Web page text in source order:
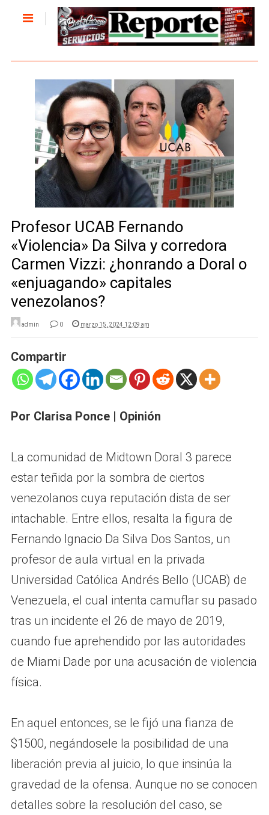
Profesor UCAB Fernando
«Violencia» Da Silva y corredora
Carmen Vizzi: ¿honrando a Doral o
«enjuagando» capitales
venezolanos?
admin 0 marzo 15, 2024 12:09 am
Compartir
Por Clarisa Ponce | Opinión
La comunidad de Midtown Doral 3 parece
estar teñida por la sombra de ciertos
venezolanos cuya reputación dista de ser
intachable. Entre ellos, resalta la figura de
Fernando Ignacio Da Silva Dos Santos, un
profesor de aula virtual en la privada
Universidad Católica Andrés Bello (UCAB) de
Venezuela, el cual intenta camuflar su pasado
tras un incidente el 26 de mayo de 2019,
cuando fue aprehendido por las autoridades
de Miami Dade por una acusación de violencia
física.
En aquel entonces, se le fijó una fianza de
$1500, negándosele la posibilidad de una
liberación previa al juicio, lo que insinúa la
gravedad de la ofensa. Aunque no se conocen
detalles sobre la resolución del caso, se